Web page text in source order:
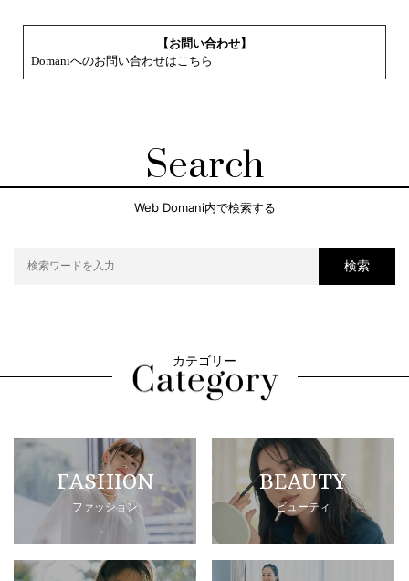
【お問い合わせ】
Domaniへのお問い合わせはこちら
Search
Web Domani内で検索する
検索
カテゴリー
FASHION
ファッション
BEAUTY
ビューティ